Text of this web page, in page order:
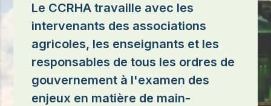
Le CCRHA travaille avec les
intervenants des associations
agricoles, les enseignants et les
responsables de tous les ordres de
gouvernement à l'examen des
enjeux en matière de main-